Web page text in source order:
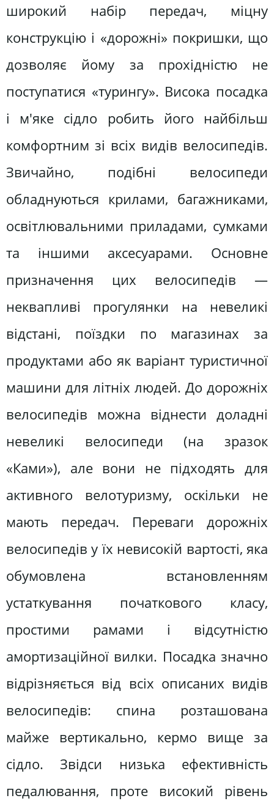
широкий набір передач, міцну
конструкцію і «дорожні» покришки, що
дозволяє йому за прохідністю не
поступатися «турингу». Висока посадка
і м'яке сідло робить його найбільш
комфортним зі всіх видів велосипедів.
Звичайно, подібні велосипеди
обладнуються крилами, багажниками,
освітлювальними приладами, сумками
та іншими аксесуарами. Основне
призначення цих велосипедів —
неквапливі прогулянки на невеликі
відстані, поїздки по магазинах за
продуктами або як варіант туристичної
машини для літніх людей. До дорожніх
велосипедів можна віднести доладні
невеликі велосипеди (на зразок
«Ками»), але вони не підходять для
активного велотуризму, оскільки не
мають передач. Переваги дорожніх
велосипедів у їх невисокій вартості, яка
обумовлена встановленням
устаткування початкового класу,
простими рамами і відсутністю
амортизаційної вилки. Посадка значно
відрізняється від всіх описаних видів
велосипедів: спина розташована
майже вертикально, кермо вище за
сідло. Звідси низька ефективність
педалювання, проте високий рівень